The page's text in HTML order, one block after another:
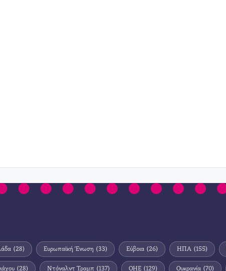
(28) Ευρωπαϊκή Ένωση (33) Εύβοια (26) ΗΠΑ (155)
(28) Ντόναλντ Τραμπ (137) ΟΗΕ (129) Ουκρανία (70)